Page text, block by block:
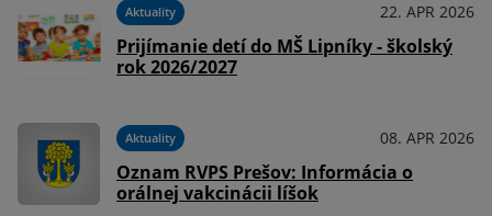
Aktuality 22. APR 2026
Prijímanie detí do MŠ Lipníky - školský
rok 2026/2027
Aktuality 08. APR 2026
Oznam RVPS Prešov: Informácia o
orálnej vakcinácii líšok